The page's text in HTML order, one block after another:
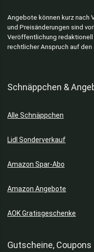
Angebote können kurz nach
und Preisänderungen sind
Veröffentlichung
rechtlicher Anspruch auf
Schnäppchen &
Alle Schnäppchen
Lidl Sonderverkauf
Amazon Spar-Abo
Amazon Angebote
AOK Gratisgeschenke
Gutscheine, Coupons